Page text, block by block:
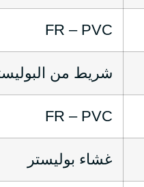
FR – PVC
شريط من
FR – PVC
غشاء بوليستر